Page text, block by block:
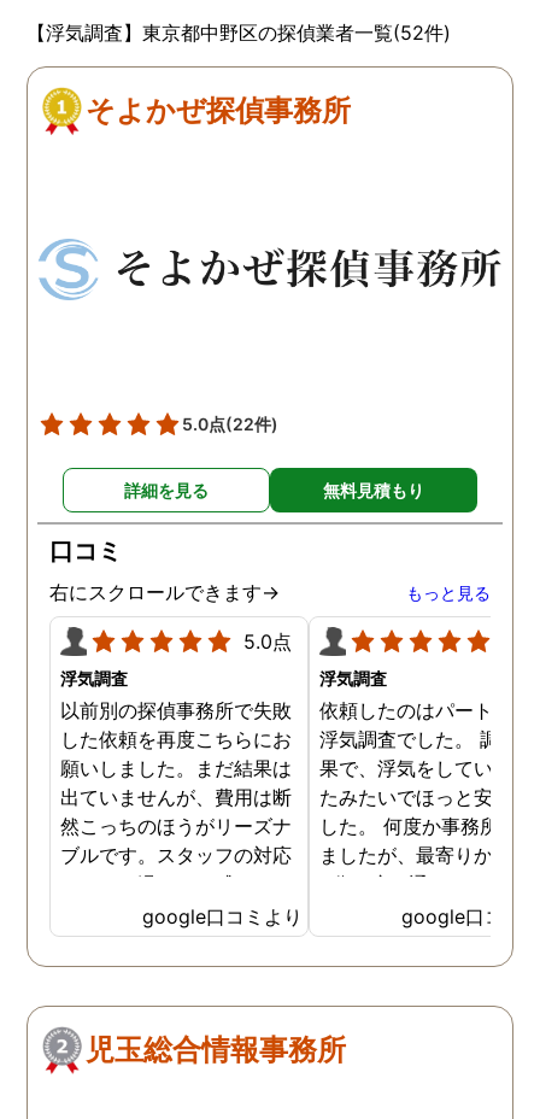
【浮気調査】東京都中野区の探偵業者一覧(52件)
そよかぜ探偵事務所
5.0点(22件)
詳細を見る 無料見積もり
口コミ
右にスクロールできます→ もっと見る
5.0点
浮気調査
以前別の探偵事務所で失敗
した依頼を再度こちらにお
願いしました。まだ結果は
出ていませんが、費用は断
然こっちのほうがリーズナ
ブルです。スタッフの対応
なんかも温かみを感じま
す。はじめからこちらにす
ればよかったです😢 …
google口コミより
浮気調査
依頼したのはパートナー
浮気調査でした。 調査
果で、浮気をしていなか
たみたいでほっと安心し
した。 何度か事務所に
ましたが、最寄りから徒
3分程度で通いやすかっ
google口コミ
児玉総合情報事務所